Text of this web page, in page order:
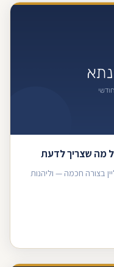
מה שצריך לדעת
בצורה חכמה — וליהנות